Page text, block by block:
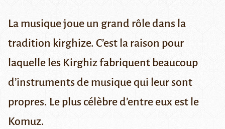
La musique joue un grand rôle dans la
tradition kirghize. C’est la raison pour
laquelle les Kirghiz fabriquent beaucoup
d’instruments de musique qui leur sont
propres. Le plus célèbre d’entre eux est le
Komuz.